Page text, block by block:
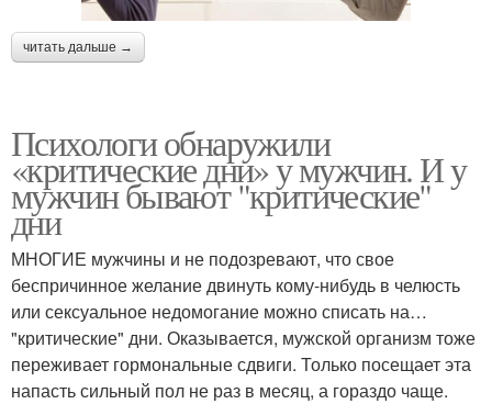
читать дальше →
Психологи обнаружили
«критические дни» у мужчин. И у
мужчин бывают "критические"
дни
МНОГИЕ мужчины и не подозревают, что свое
беспричинное желание двинуть кому-нибудь в челюсть
или сексуальное недомогание можно списать на…
"критические" дни. Оказывается, мужской организм тоже
переживает гормональные сдвиги. Только посещает эта
напасть сильный пол не раз в месяц, а гораздо чаще.